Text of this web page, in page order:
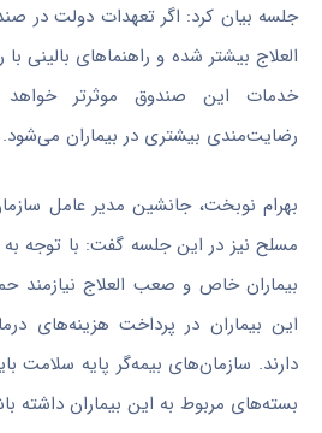
جلسه بیان کرد: اگر تعهدات دولت در
العلاج بیشتر شده و راهنماهای بالینی
خدمات این صندوق موثرتر
رضایت‌مندی بیشتری در بیماران می‌شود.
بهرام نوبخت، جانشین مدیر عامل
مسلح نیز در این جلسه گفت: با توجه به
بیماران خاص و صعب العلاج نیازمند
این بیماران در پرداخت هزینه‌های
دارند. سازمان‌های بیمه‌گر پایه سلامت
بسته‌های مربوط به این بیماران داشته